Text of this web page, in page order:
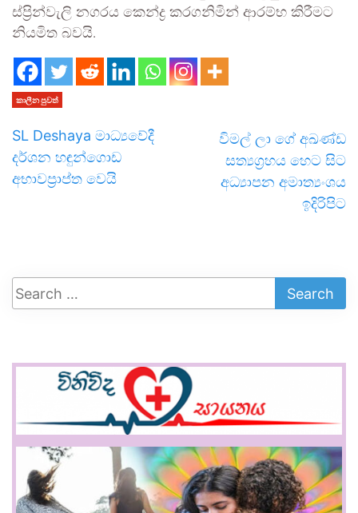
ස්ප්‍රින්වැලි නගරය කෙන්ද්‍ර කරගනිමින් ආරම්භ කිරීමට
නියමිත බවයි.
කාලීන පුවත්
SL Deshaya මාධ්‍යවේදී
දර්ශන හඳුන්ගොඩ
අභාවප්‍රාප්ත වෙයි
විමල් ලා ගේ අඛණ්ඩ
සත්‍යග්‍රහය හෙට සිට
අධ්‍යාපන අමාත්‍යංශය
ඉදිරිපිට